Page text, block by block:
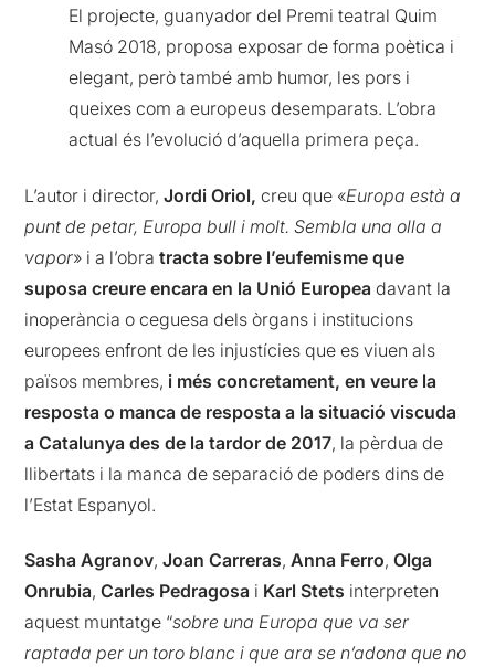
El projecte, guanyador del Premi teatral Quim
Masó 2018, proposa exposar de forma poètica i
elegant, però també amb humor, les pors i
queixes com a europeus desemparats. L’obra
actual és l’evolució d’aquella primera peça.
L’autor i director,Jordi Oriol, creu que «Europa està a
punt de petar, Europa bull i molt. Sembla una olla a
vapor» i a l’obratracta sobre l’eufemisme que
suposa creure encara en la Unió Europea davant la
inoperància o ceguesa dels òrgans i institucions
europees enfront de les injustícies que es viuen als
països membres, i més concretament, en veure la
resposta o manca de resposta a la situació viscuda
a Catalunya des de la tardor de 2017, la pèrdua de
llibertats i la manca de separació de poders dins de
l’Estat Espanyol.
Sasha Agranov, Joan Carreras,Anna Ferro,Olga
Onrubia,Carles Pedragosa i Karl Stets interpreten
aquest muntatge “sobre una Europa que va ser
raptada per un toro blanc i que ara se n’adona que no